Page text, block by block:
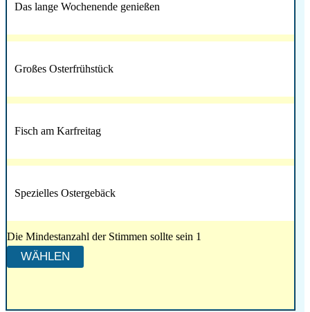
Das lange Wochenende genießen
Großes Osterfrühstück
Fisch am Karfreitag
Spezielles Ostergebäck
Die Mindestanzahl der Stimmen sollte sein 1